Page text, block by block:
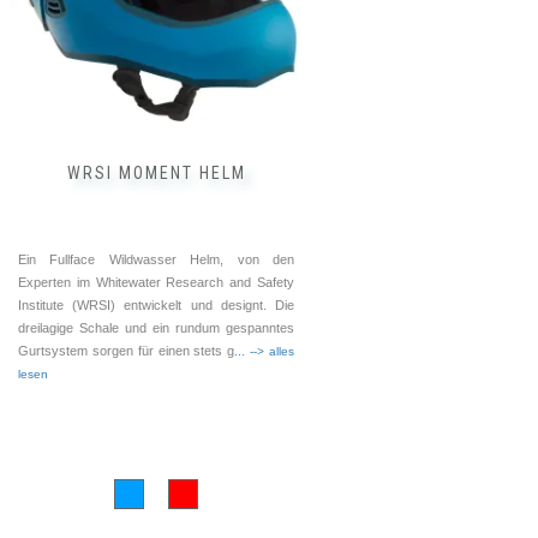
WRSI MOMENT HELM
Ein Fullface Wildwasser Helm, von den
Experten im Whitewater Research and Safety
Institute (WRSI) entwickelt und designt. Die
dreilagige Schale und ein rundum gespanntes
Gurtsystem sorgen für einen stets g... --> alles
lesen
können